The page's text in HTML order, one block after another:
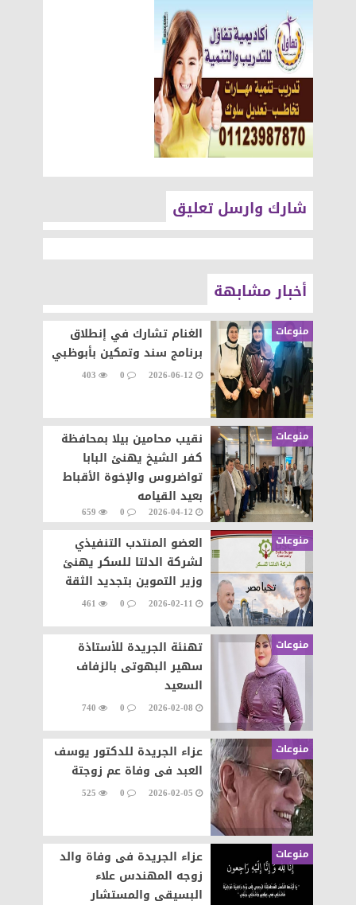
شارك وارسل تعليق
أخبار مشابهة
منوعات
الغنام تشارك في إنطلاق
برنامج سند وتمكين بأبوظبي
2026-06-12
0
403
منوعات
نقيب محامين بيلا بمحافظة
كفر الشيخ يهنئ البابا
تواضروس والإخوة الأقباط
بعيد القيامه
2026-04-12
0
659
منوعات
العضو المنتدب التنفيذي
لشركة الدلتا للسكر يهنئ
وزير التموين بتجديد الثقة
2026-02-11
0
461
منوعات
تهنئة الجريدة للأستاذة
سهير البهوتى بالزفاف
السعيد
2026-02-08
0
740
منوعات
عزاء الجريدة للدكتور يوسف
العبد فى وفاة عم زوجتة
2026-02-05
0
525
منوعات
عزاء الجريدة فى وفاة والد
زوجه المهندس علاء
البسيقى والمستشار